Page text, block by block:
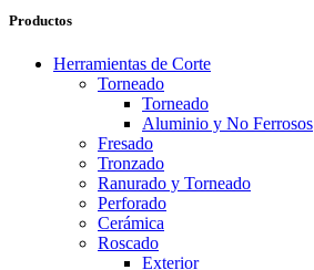
Productos
Herramientas de Corte
Torneado
Torneado
Aluminio y No Ferrosos
Fresado
Tronzado
Ranurado y Torneado
Perforado
Cerámica
Roscado
Exterior